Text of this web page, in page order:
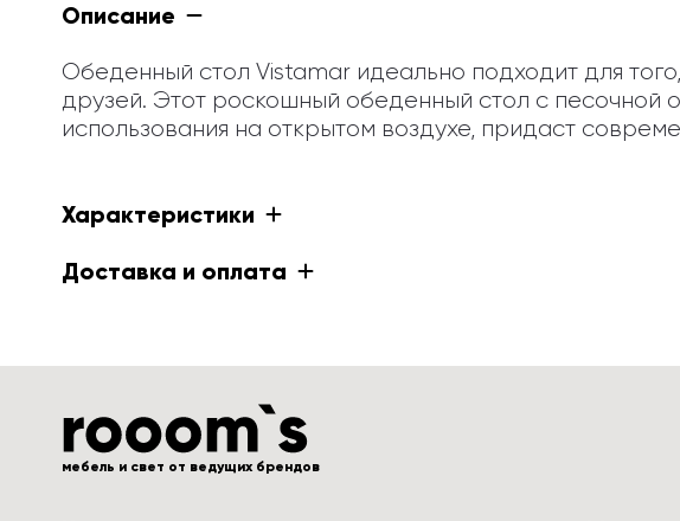
Описание
Обеденный стол Vistamar идеально подходит для
друзей. Этот роскошный обеденный стол с песочной
использования на открытом воздухе, придаст
Характеристики
Доставка и оплата
мебель и свет от ведущих брендов